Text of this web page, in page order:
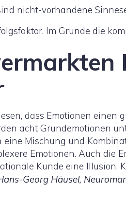
nicht-vorhandene
Im Grunde die
dass Emotionen
acht Grundemotionen
Mischung und
Emotionen. Auch die
Kunde eine
Georg Häusel,